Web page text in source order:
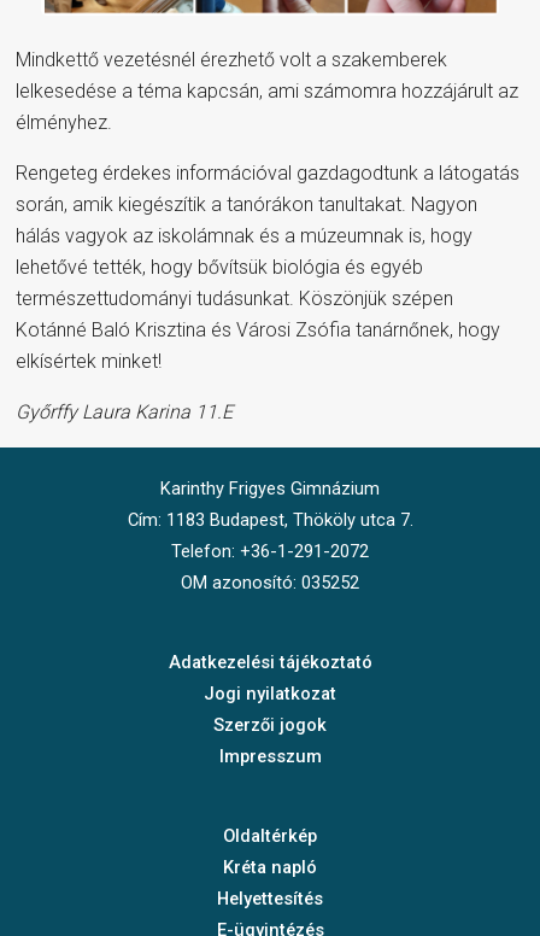
Mindkettő vezetésnél érezhető volt a szakemberek
lelkesedése a téma kapcsán, ami számomra hozzájárult az
élményhez.
Rengeteg érdekes információval gazdagodtunk a látogatás
során, amik kiegészítik a tanórákon tanultakat. Nagyon
hálás vagyok az iskolámnak és a múzeumnak is, hogy
lehetővé tették, hogy bővítsük biológia és egyéb
természettudományi tudásunkat. Köszönjük szépen
Kotánné Baló Krisztina és Városi Zsófia tanárnőnek, hogy
elkísértek minket!
Győrffy Laura Karina 11.E
Karinthy Frigyes Gimnázium
Cím: 1183 Budapest, Thököly utca 7.
Telefon: +36-1-291-2072
OM azonosító: 035252
Adatkezelési tájékoztató
Jogi nyilatkozat
Szerzői jogok
Impresszum
Oldaltérkép
Kréta napló
Helyettesítés
E-ügyintézés